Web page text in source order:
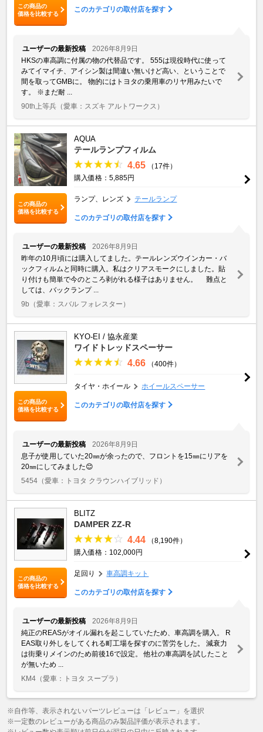
この商品の
価格を比較する
このカテゴリの取付店を探す
ユーザーの最新投稿
2026年8月9日
HKSの車高調に付属の物の代替品です。 555は現役時代に使って
みてイマイチ、アイシン製は間違い無いけど高い、ということで
間を取ってGMBに。 物的にはトヨタの乗用車のリヤ用みたいで
す。 ※まだ耐 ...
90th上等兵 （愛車：スズキ アルトワークス）
この商品の
価格を比較する
AQUA
テールランプフィルム
4.65
（17件）
購入価格：5,885円
ランプ、レンズ テールランプ
このカテゴリの取付店を探す
ユーザーの最新投稿
2026年8月9日
昨年の10月頃には購入してました。テールレンズウインカー・バ
ックフィルムと同時に購入。私はクリアスモークにしました。貼
り付けも簡単で今のところ剥がれる様子はありません。 難点と
しては、バックランプ ...
9b （愛車：スバル フォレスター）
この商品の
価格を比較する
KYO-EI / 協永産業
ワイドトレッドスペーサー
4.66 （400件）
タイヤ・ホイール ホイールスペーサー
このカテゴリの取付店を探す
ユーザーの最新投稿
2026年8月9日
息子が使用していた20㎜が余ったので、フロントを15㎜にリアを
20㎜にしてみました😊
5454 （愛車：トヨタ クラウンハイブリッド）
この商品の
価格を比較する
BLITZ
DAMPER ZZ-R
4.44
（8,190件）
購入価格：102,000円
足回り 車高調キット
このカテゴリの取付店を探す
ユーザーの最新投稿
2026年8月9日
純正のREASがオイル漏れを起こしていたため、車高調を購入。 R
EAS取り外しをしてくれる町工場を探すのに苦労をした。 減衰力
は街乗りメインのため前後16で設定。 他社の車高調を試したこと
が無いため ...
KM4 （愛車：トヨタ スープラ）
※自作等、表示されないパーツレビューは「レビュー」を選択
※一定数のレビューがある商品のみ製品評価が表示されます。